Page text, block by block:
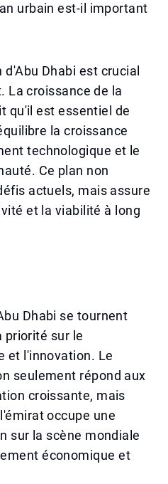
urbain est-il important
Dhabi est crucial
La croissance de la
qu'il est essentiel de
la croissance
technologique et le
Ce plan non
actuels, mais assure
et la viabilité à long
Dhabi se tournent
priorité sur le
et l'innovation. Le
seulement répond aux
croissante, mais
occupe une
sur la scène mondiale
économique et